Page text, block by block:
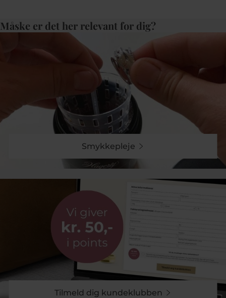
Måske er det her relevant for dig?
Smykkepleje
Tilmeld dig kundeklubben